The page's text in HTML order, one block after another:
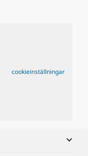
cookieinställningar